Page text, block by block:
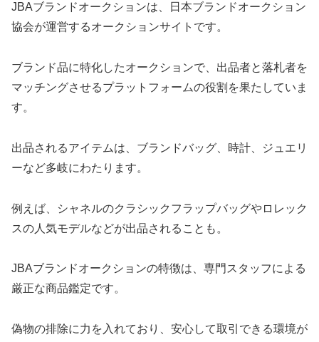
JBAブランドオークションは、日本ブランドオークション
協会が運営するオークションサイトです。
ブランド品に特化したオークションで、出品者と落札者を
マッチングさせるプラットフォームの役割を果たしていま
す。
出品されるアイテムは、ブランドバッグ、時計、ジュエリ
ーなど多岐にわたります。
例えば、シャネルのクラシックフラップバッグやロレック
スの人気モデルなどが出品されることも。
JBAブランドオークションの特徴は、専門スタッフによる
厳正な商品鑑定です。
偽物の排除に力を入れており、安心して取引できる環境が